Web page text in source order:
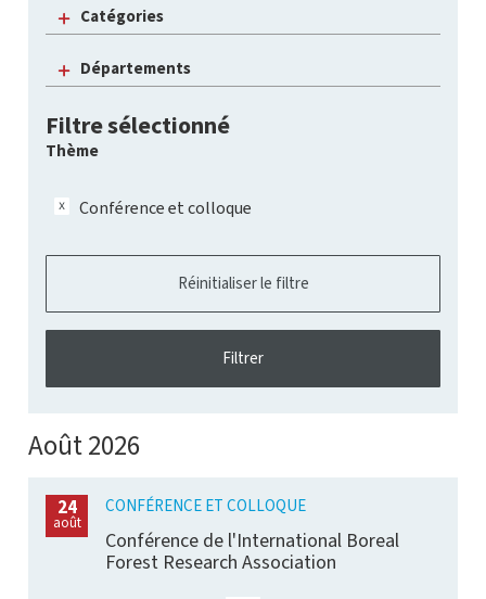
Catégories
Départements
Filtre sélectionné
Thème
Conférence et colloque
Août 2026
24
août
CONFÉRENCE ET COLLOQUE
Conférence de l'International Boreal
Forest Research Association